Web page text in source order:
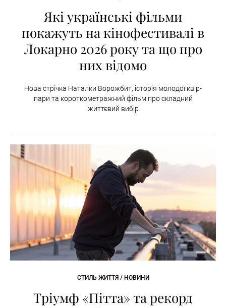
Які українські фільми
покажуть на кінофестивалі в
Локарно 2026 року та що про
них відомо
Нова стрічка Наталки Ворожбит, історія молодої квір-
пари та короткометражний фільм про складний
життєвий вибір
СТИЛЬ ЖИТТЯ / НОВИНИ
Тріумф «Пітта» та рекорд